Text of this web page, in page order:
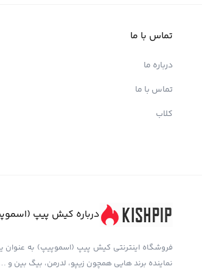
تماس با ما
درباره ما
تماس با ما
کلاب
درباره کیش پیپ
نماینده برند هایی همچون زیپو، لدرمن، بیگ بین و